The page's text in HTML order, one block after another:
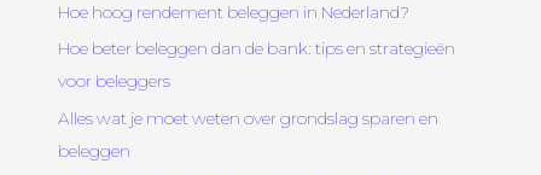
Hoe hoog rendement beleggen in Nederland?
Hoe beter beleggen dan de bank: tips en strategieën
voor beleggers
Alles wat je moet weten over grondslag sparen en
beleggen